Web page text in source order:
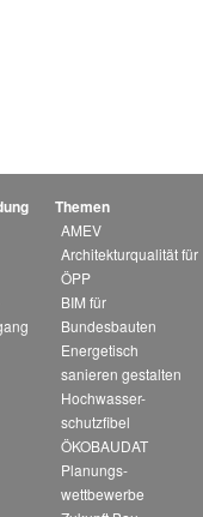
Themen
AMEV
Architekturqualität für
ÖPP
BIM für
Bundesbauten
Energetisch
sanieren gestalten
Hochwasser-
schutzfibel
ÖKOBAUDAT
Planungs-
wettbewerbe